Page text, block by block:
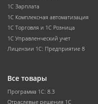
1С Зарплата
1С Комплексная автоматизация
1С Торговля и 1С Розница
1С Управленческий учет
Лицензии 1С: Предприятие 8
Все товары
Программа 1С: 8.3
Отраслевые решения 1С